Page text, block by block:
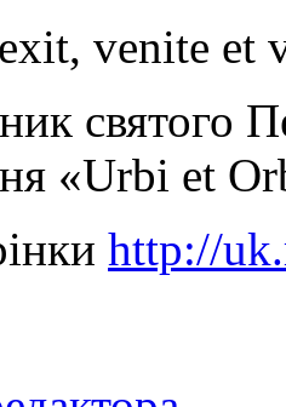
venite et
святого
«Urbi et
http://